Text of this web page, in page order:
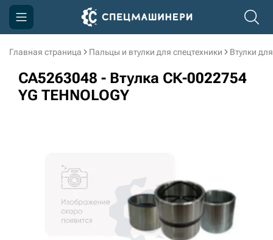
Главная страница Пальцы и втулки для спецтехники Втулки
CA5263048 - Втулка СК-0022754
YG TEHNOLOGY
Компания
Акции
3D тур по производству
3D тур по складам